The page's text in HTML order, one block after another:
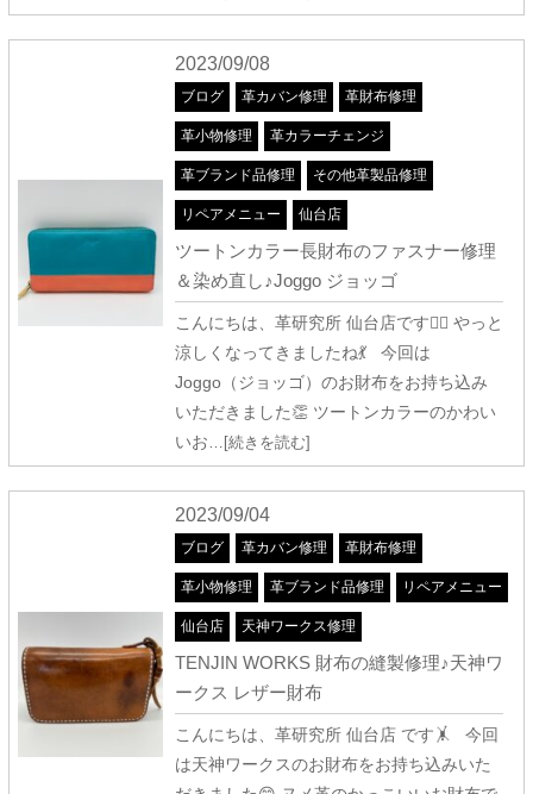
2023/09/08
ブログ 革カバン修理 革財布修理
革小物修理 革カラーチェンジ
革ブランド品修理 その他革製品修理
リペアメニュー 仙台店
ツートンカラー長財布のファスナー修理
＆染め直し♪Joggo ジョッゴ
こんにちは、革研究所 仙台店です🤹‍♀️ やっと
涼しくなってきましたね💃 今回は
Joggo（ジョッゴ）のお財布をお持ち込み
いただきました👏 ツートンカラーのかわい
いお…[続きを読む]
2023/09/04
ブログ 革カバン修理 革財布修理
革小物修理 革ブランド品修理 リペアメニュー
仙台店 天神ワークス修理
TENJIN WORKS 財布の縫製修理♪天神ワ
ークス レザー財布
こんにちは、革研究所 仙台店 です🤸 今回
は天神ワークスのお財布をお持ち込みいた